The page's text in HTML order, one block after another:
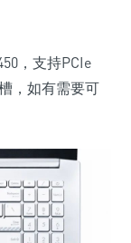
，支持PCIe
，如有需要可